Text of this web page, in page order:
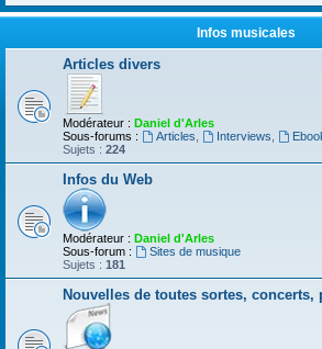
Infos musicales
Articles divers
Modérateur : Daniel d'Arles
Sous-forums :
Articles Interviews
Sujets : 224
Infos du Web
Modérateur : Daniel d'Arles
Sous-forum :
Sites de musique
Sujets : 181
Nouvelles de toutes sortes,